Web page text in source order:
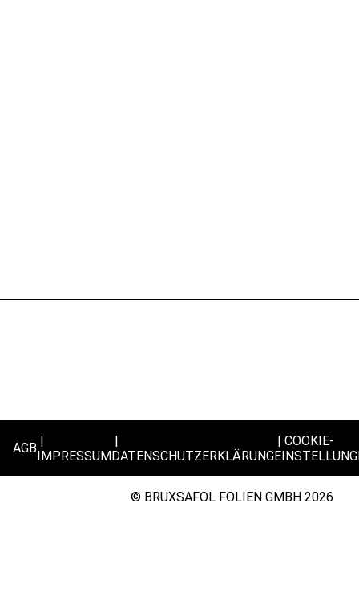
AGBIMPRESSUMDATENSCHUTZERKLÄRUNG
COOKIE-
© BRUXSAFOL FOLIEN GMBH 2026